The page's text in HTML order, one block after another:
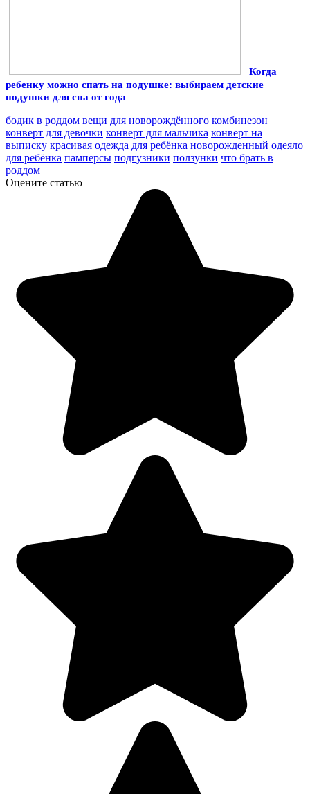
Когда
ребенку можно спать на подушке: выбираем детские
подушки для сна от года
бодик в роддом вещи для новорождённого комбинезон
конверт для девочки конверт для мальчика конверт на
выписку красивая одежда для ребёнка новорожденный одеяло
для ребёнка памперсы подгузники ползунки что брать в
роддом
Оцените статью